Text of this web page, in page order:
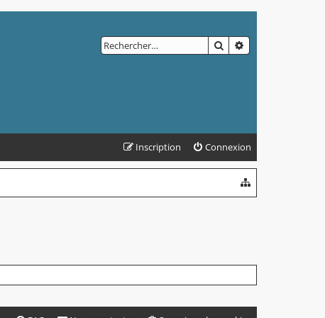
RECHERCHER
Connexion
Inscription